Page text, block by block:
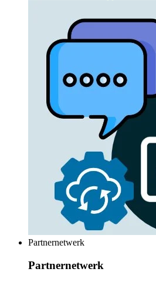
Partnernetwerk
Partnernetwerk